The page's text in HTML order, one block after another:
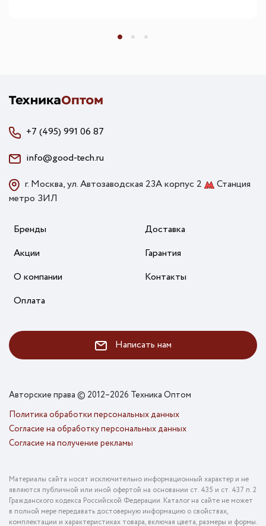
+7 (495) 991 06 87
info@good-tech.ru
г. Москва, ул. Автозаводская 23А корпус 2
Станция
метро ЗИЛ
Бренды
Акции
О компании
Оплата
Доставка
Гарантия
Контакты
Написать нам
Авторские права © 2012–2026 Техника Оптом
Политика обработки персональных данных
Согласие на обработку персональных данных
Согласие на получение рекламы
Материалы сайта носят исключительно информационный характер и не
являются публичной или иной офертой на основании ст. 435 и ст. 437 п. 2
Гражданского кодекса Российской Федерации. Каталог на сайте не может
в полной мере передавать достоверную информацию о свойствах,
комплектации и характеристиках товара, включая цвета, размеры и формы.